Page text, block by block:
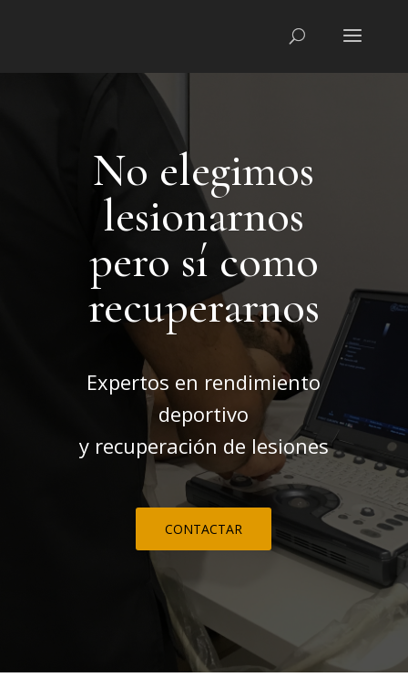
No elegimos
lesionarnos
pero sí como
recuperarnos
Expertos en rendimiento
deportivo
y recuperación de lesiones
CONTACTAR